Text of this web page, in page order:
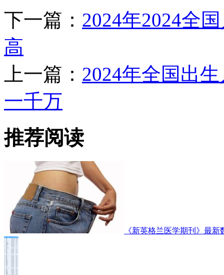
下一篇： 2024年2024全
高
上一篇： 2024年全国出
一千万
推荐阅读
《新英格兰医学期刊》最